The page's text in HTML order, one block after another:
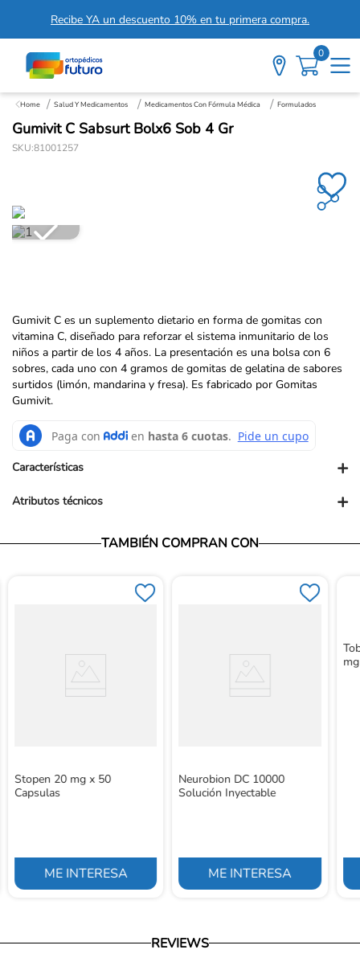
Recibe YA un descuento 10% en tu primera compra.
0
Salud Y Medicamentos Medicamentos Con Fórmula Médica Formulados
Gumivit C Sabsurt Bolx6 Sob 4 Gr
SKU:81001257
Gumivit C es un suplemento dietario en forma de gomitas con
vitamina C, diseñado para reforzar el sistema inmunitario de los
niños a partir de los 4 años. La presentación es una bolsa con 6
sobres, cada uno con 4 gramos de gomitas de gelatina de sabores
surtidos (limón, mandarina y fresa). Es fabricado por Gomitas
Gumivit.
Características +
Atributos técnicos +
Vendedor: Ortopédicos Futuro
Garantía: Para conocer nuestra políticas de garantía, ingresa al
Términos y Condiciones: Para conocer nuestros términos y
ingresa al siguiente link:
https://www.ortopedicosfuturo.com/reversion-de-pago
TAMBIÉN COMPRAN CON
Stopen 20 mg x 50
Capsulas
ME INTERESA
Neurobion DC 10000
Solución Inyectable
ME INTERESA
REVIEWS